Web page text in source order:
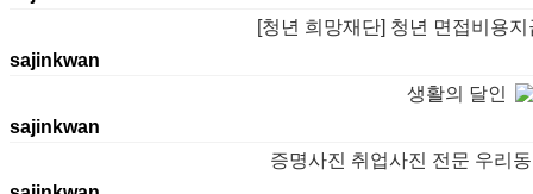
[청년 희망재단] 청년 면접비용
sajinkwan
생활의 달인
sajinkwan
증명사진 취업사진 전문 우리